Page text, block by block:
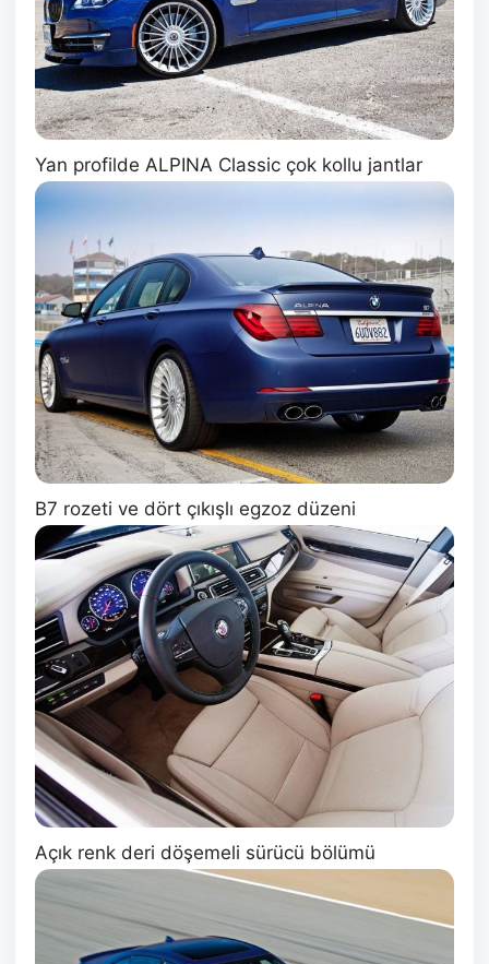
Yan profilde ALPINA Classic çok kollu jantlar
B7 rozeti ve dört çıkışlı egzoz düzeni
Açık renk deri döşemeli sürücü bölümü